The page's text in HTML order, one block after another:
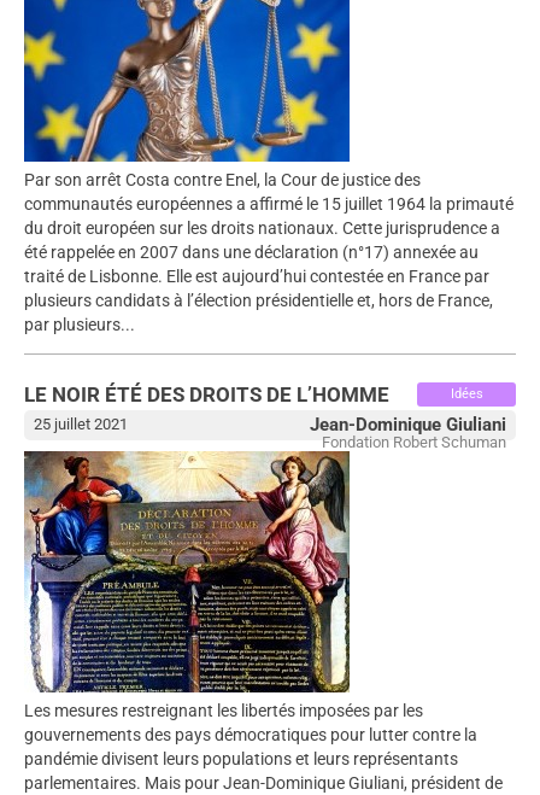
Par son arrêt Costa contre Enel, la Cour de justice des
communautés européennes a affirmé le 15 juillet 1964 la primauté
du droit européen sur les droits nationaux. Cette jurisprudence a
été rappelée en 2007 dans une déclaration (n°17) annexée au
traité de Lisbonne. Elle est aujourd’hui contestée en France par
plusieurs candidats à l’élection présidentielle et, hors de France,
par plusieurs...
Idées
LE NOIR ÉTÉ DES DROITS DE L’HOMME
Jean-Dominique Giuliani
Fondation Robert Schuman
25 juillet 2021
Les mesures restreignant les libertés imposées par les
gouvernements des pays démocratiques pour lutter contre la
pandémie divisent leurs populations et leurs représentants
parlementaires. Mais pour Jean-Dominique Giuliani, président de